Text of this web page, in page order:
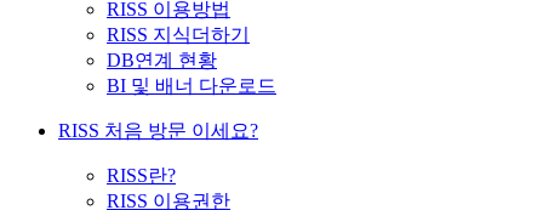
RISS 이용방법
RISS 지식더하기
DB연계 현황
BI 및 배너 다운로드
RISS 처음 방문 이세요?
RISS란?
RISS 이용권한